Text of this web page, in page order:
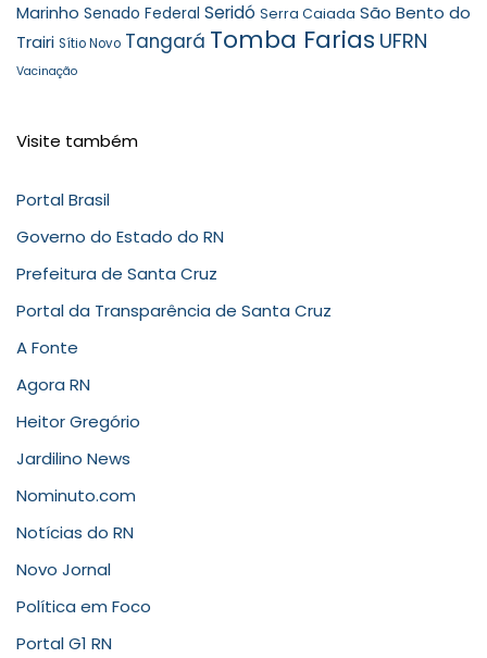
Marinho Senado Federal Seridó Serra Caiada São Bento do
Trairi Sítio Novo Tangará Tomba Farias UFRN
Vacinação
Visite também
Portal Brasil
Governo do Estado do RN
Prefeitura de Santa Cruz
Portal da Transparência de Santa Cruz
A Fonte
Agora RN
Heitor Gregório
Jardilino News
Nominuto.com
Notícias do RN
Novo Jornal
Política em Foco
Portal G1 RN